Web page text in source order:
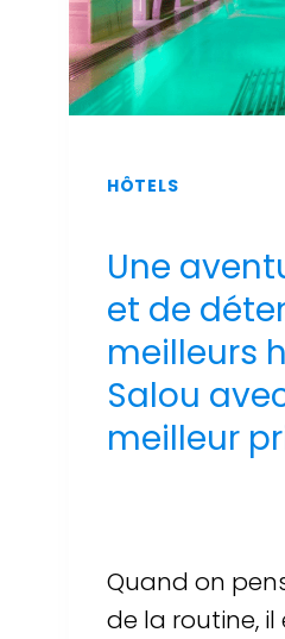
HÔTELS
Une
et de
meilleurs
Salou
meilleur
Quand on
de la routine,